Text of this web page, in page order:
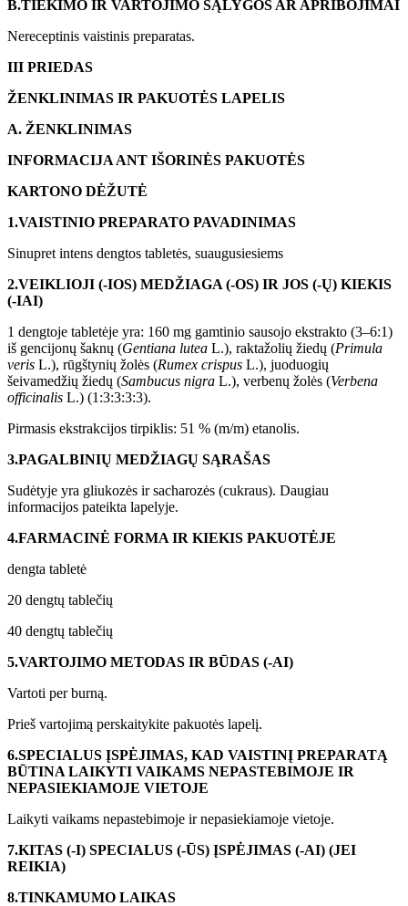
B.TIEKIMO IR VARTOJIMO SĄLYGOS AR APRIBOJIMAI
Nereceptinis vaistinis preparatas.
III PRIEDAS
ŽENKLINIMAS IR PAKUOTĖS LAPELIS
A. ŽENKLINIMAS
INFORMACIJA ANT IŠORINĖS PAKUOTĖS
KARTONO DĖŽUTĖ
1.VAISTINIO PREPARATO PAVADINIMAS
Sinupret intens dengtos tabletės, suaugusiesiems
2.VEIKLIOJI (-IOS) MEDŽIAGA (-OS) IR JOS (-Ų) KIEKIS
(-IAI)
1 dengtoje tabletėje yra: 160 mg gamtinio sausojo ekstrakto (3–6:1)
iš gencijonų šaknų (Gentiana lutea L.), raktažolių žiedų (Primula
veris L.), rūgštynių žolės (Rumex crispus L.), juoduogių
šeivamedžių žiedų (Sambucus nigra L.), verbenų žolės (Verbena
officinalis L.) (1:3:3:3:3).
Pirmasis ekstrakcijos tirpiklis: 51 % (m/m) etanolis.
3.PAGALBINIŲ MEDŽIAGŲ SĄRAŠAS
Sudėtyje yra gliukozės ir sacharozės (cukraus). Daugiau
informacijos pateikta lapelyje.
4.FARMACINĖ FORMA IR KIEKIS PAKUOTĖJE
dengta tabletė
20 dengtų tablečių
40 dengtų tablečių
5.VARTOJIMO METODAS IR BŪDAS (-AI)
Vartoti per burną.
Prieš vartojimą perskaitykite pakuotės lapelį.
6.SPECIALUS ĮSPĖJIMAS, KAD VAISTINĮ PREPARATĄ
BŪTINA LAIKYTI VAIKAMS NEPASTEBIMOJE IR
NEPASIEKIAMOJE VIETOJE
Laikyti vaikams nepastebimoje ir nepasiekiamoje vietoje.
7.KITAS (-I) SPECIALUS (-ŪS) ĮSPĖJIMAS (-AI) (JEI
REIKIA)
8.TINKAMUMO LAIKAS